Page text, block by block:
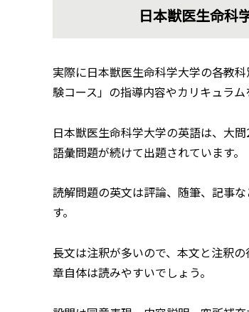
日本獣医生命科
実際に日本獣医生命科学大学の各教
験コース」の指導内容やカリキュラム
日本獣医生命科学大学の英語は、大
語彙問題が続けて出題されています。
読解問題の英文は評論、随筆、記事
す。
長文は注釈が多いので、本文と注釈
章自体は読みやすいでしょう。